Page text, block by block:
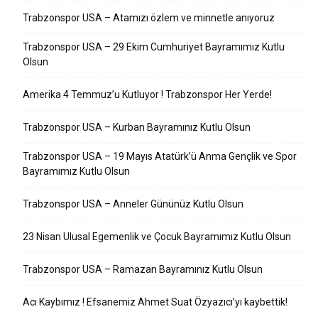
Trabzonspor USA – Atamızı özlem ve minnetle anıyoruz
Trabzonspor USA – 29 Ekim Cumhuriyet Bayramımız Kutlu
Olsun
Amerika 4 Temmuz’u Kutluyor ! Trabzonspor Her Yerde!
Trabzonspor USA – Kurban Bayramınız Kutlu Olsun
Trabzonspor USA – 19 Mayıs Atatürk’ü Anma Gençlik ve Spor
Bayramımız Kutlu Olsun
Trabzonspor USA – Anneler Gününüz Kutlu Olsun
23 Nisan Ulusal Egemenlik ve Çocuk Bayramımız Kutlu Olsun
Trabzonspor USA – Ramazan Bayramınız Kutlu Olsun
Acı Kaybımız ! Efsanemiz Ahmet Suat Özyazıcı’yı kaybettik!